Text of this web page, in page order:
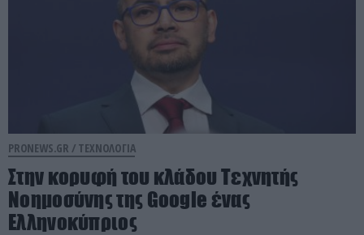
PRONEWS.GR / ΤΕΧΝΟΛΟΓΙΑ
Στην κορυφή του κλάδου Τεχνητής
Νοημοσύνης της Google ένας
Ελληνοκύπριος